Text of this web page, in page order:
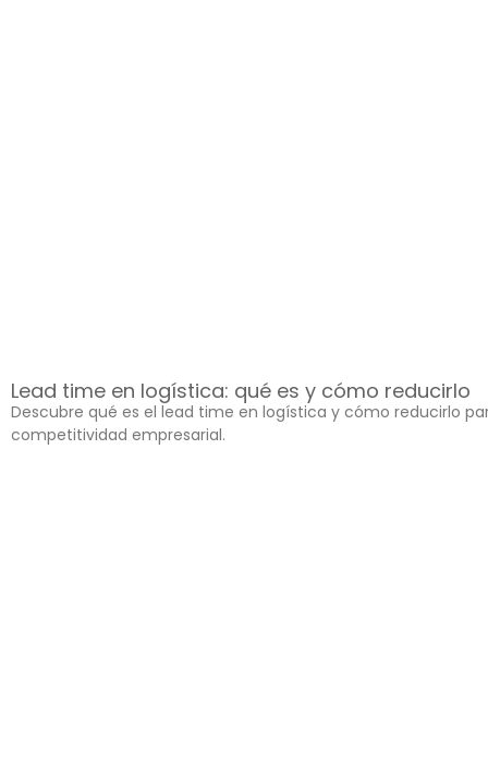
Lead time en logística: qué es y cómo reducirlo
Descubre qué es el lead time en logística y cómo reducirlo
competitividad empresarial.